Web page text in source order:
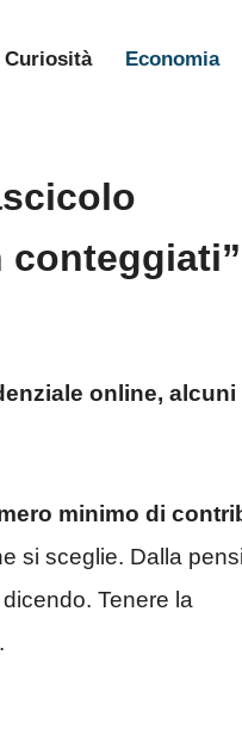
Curiosità Economia
conteggiati”
online, alcuni
minimo di
si sceglie. Dalla
Tenere la